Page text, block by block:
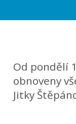
Od pondělí
obnoveny
Jitky